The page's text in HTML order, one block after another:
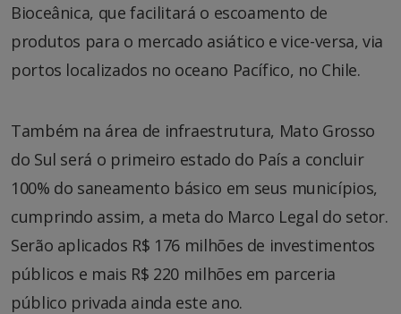
Bioceânica, que facilitará o escoamento de
produtos para o mercado asiático e vice-versa, via
portos localizados no oceano Pacífico, no Chile.
Também na área de infraestrutura, Mato Grosso
do Sul será o primeiro estado do País a concluir
100% do saneamento básico em seus municípios,
cumprindo assim, a meta do Marco Legal do setor.
Serão aplicados R$ 176 milhões de investimentos
públicos e mais R$ 220 milhões em parceria
público privada ainda este ano.